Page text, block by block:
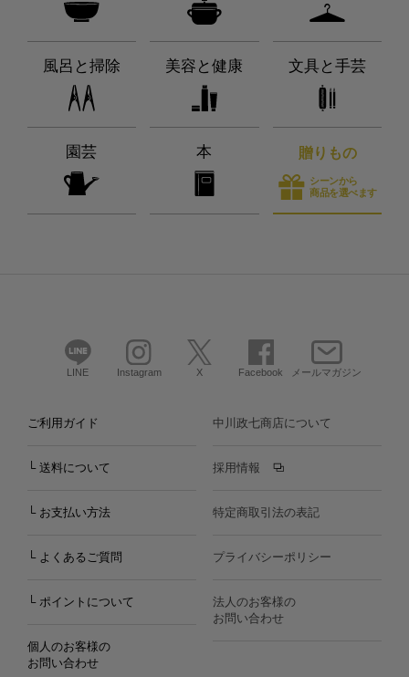
風呂と掃除 美容と健康 文具と手芸
園芸 本 贈りもの
シーンから
商品を選べます
LINE Instagram X Facebook メールマガジン
ご利用ガイド
└ 送料について
└ お支払い方法
└ よくあるご質問
└ ポイントについて
個人のお客様の
お問い合わせ
中川政七商店について
採用情報
特定商取引法の表記
プライバシーポリシー
法人のお客様の
お問い合わせ